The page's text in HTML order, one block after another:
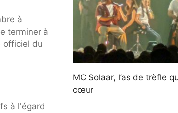
à
terminer à
officiel du
à l'égard
MC Solaar, l’as de trèfle
cœur